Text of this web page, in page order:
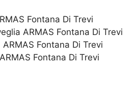
Fontana Di Trevi
ARMAS Fontana Di Trevi
Fontana Di Trevi
Fontana Di Trevi